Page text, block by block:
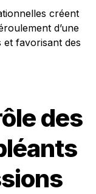
créent
d’une
et favorisant des
des